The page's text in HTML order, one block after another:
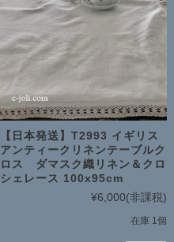
【日本発送】T2993 イギリス
アンティークリネンテーブルク
ロス ダマスク織リネン＆クロ
シェレース 100x95cm
¥6,000(非課税)
在庫 1個